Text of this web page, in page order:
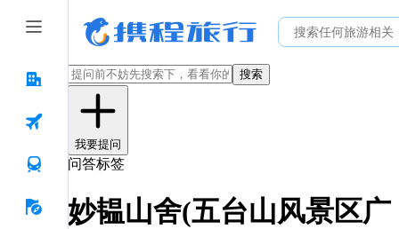
搜索
我要提问
问答标签
妙韫山舍(五台山风景区广